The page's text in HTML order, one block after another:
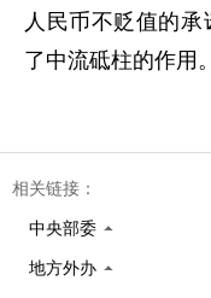
人民币不贬值的
了中流砥柱的作用。
相关链接：
中央部委
地方外办